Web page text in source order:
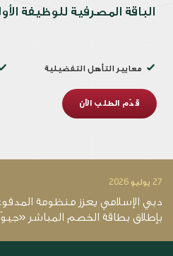
الباقة المصرفية للوظيفة
معايير التأهل التفضيلية
قدّم الطلب الآن
27 يوليو 2026
دبي الإسلامي يعزز منظومة
بإطلاق بطاقة الخصم المباشر